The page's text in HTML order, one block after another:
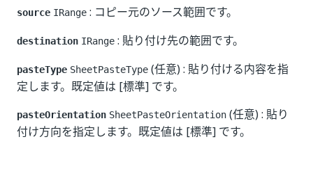
source IRange : コピー元のソース範囲です。
destination IRange : 貼り付け先の範囲です。
pasteType SheetPasteType (任意) : 貼り付ける内容を指
定します。既定値は [標準] です。
pasteOrientation SheetPasteOrientation (任意) : 貼り
付け方向を指定します。既定値は [標準] です。